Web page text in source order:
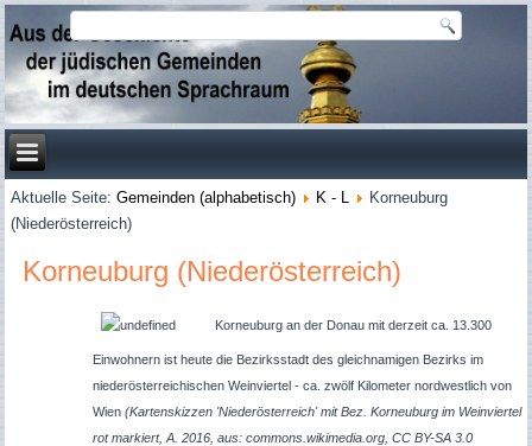
Aktuelle Seite:Gemeinden (alphabetisch) K - L
Korneuburg
(Niederösterreich)
Korneuburg (Niederösterreich)
Korneuburg an der Donau mit derzeit ca. 13.300
Einwohnern ist heute die Bezirksstadt des gleichnamigen Bezirks im
niederösterreichischen Weinviertel - ca. zwölf Kilometer nordwestlich von
Wien (Kartenskizzen 'Niederösterreich' mit Bez. Korneuburg im Weinviertel
rot markiert, A. 2016, aus: commons.wikimedia.org, CC BY-SA 3.0